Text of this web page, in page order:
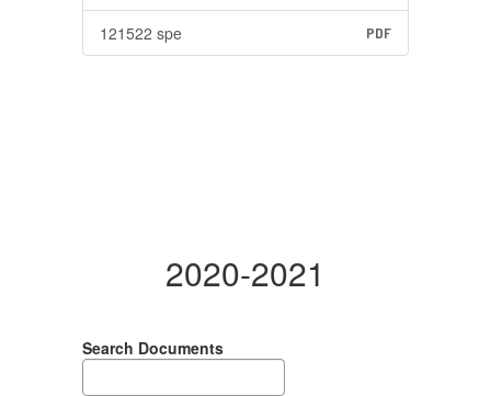
121522 spe PDF
2020-2021
Search Documents